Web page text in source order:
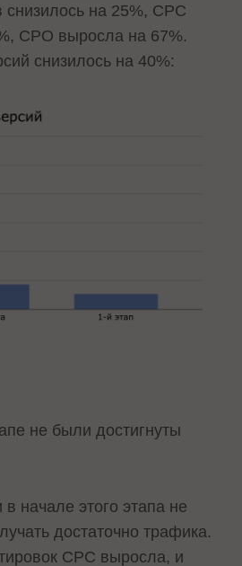
снизилось на 25%, CPC
CPO выросла на 67%.
снизилось на 40%:
не были достигнуты
в начале этого этапа не
достаточно трафика.
CPC выросла, и